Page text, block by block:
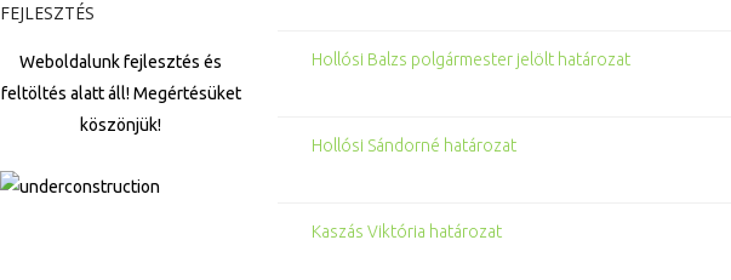
FEJLESZTÉS
Weboldalunk fejlesztés és
feltöltés alatt áll! Megértésüket
köszönjük!
Hollósi Balzs polgármester jelölt határozat
Hollósi Sándorné határozat
Kaszás Viktória határozat